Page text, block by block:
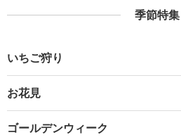
季節特集
いちご狩り
お花見
ゴールデンウィーク